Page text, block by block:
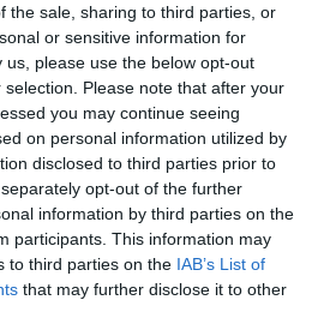
the sale, sharing to third parties, or
or sensitive information for
please use the below opt-out
Please note that after your
you may continue seeing
on personal information utilized by
disclosed to third parties prior to
opt-out of the further
information by third parties on the
participants. This information may
to third parties on the IAB’s List of
that may further disclose it to other
Narendra Modi met Elon
girlfriend Shivon Zilis on
gifted his children three
writers#NarendraModi
#ShivonZilis #Grimes
#JustineWilson
t.co/2Bx8oyfRNS
(@TheWeekLive)
15, 2025
που έδωσε στον γιο του